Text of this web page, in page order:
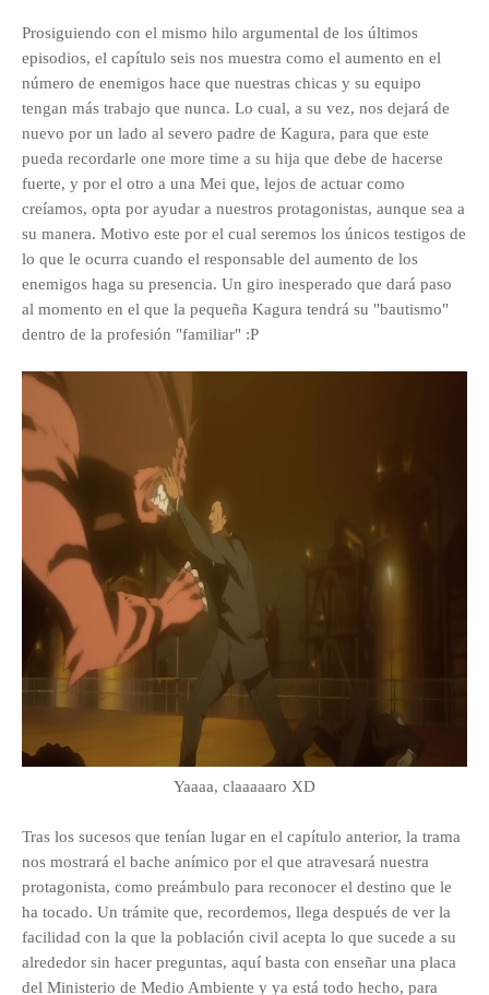
Prosiguiendo con el mismo hilo argumental de los últimos
episodios, el capítulo seis nos muestra como el aumento en el
número de enemigos hace que nuestras chicas y su equipo
tengan más trabajo que nunca. Lo cual, a su vez, nos dejará de
nuevo por un lado al severo padre de Kagura, para que este
pueda recordarle one more time a su hija que debe de hacerse
fuerte, y por el otro a una Mei que, lejos de actuar como
creíamos, opta por ayudar a nuestros protagonistas, aunque sea a
su manera. Motivo este por el cual seremos los únicos testigos de
lo que le ocurra cuando el responsable del aumento de los
enemigos haga su presencia. Un giro inesperado que dará paso
al momento en el que la pequeña Kagura tendrá su "bautismo"
dentro de la profesión "familiar" :P
Yaaaa, claaaaaro XD
Tras los sucesos que tenían lugar en el capítulo anterior, la trama
nos mostrará el bache anímico por el que atravesará nuestra
protagonista, como preámbulo para reconocer el destino que le
ha tocado. Un trámite que, recordemos, llega después de ver la
facilidad con la que la población civil acepta lo que sucede a su
alrededor sin hacer preguntas, aquí basta con enseñar una placa
del Ministerio de Medio Ambiente y ya está todo hecho, para